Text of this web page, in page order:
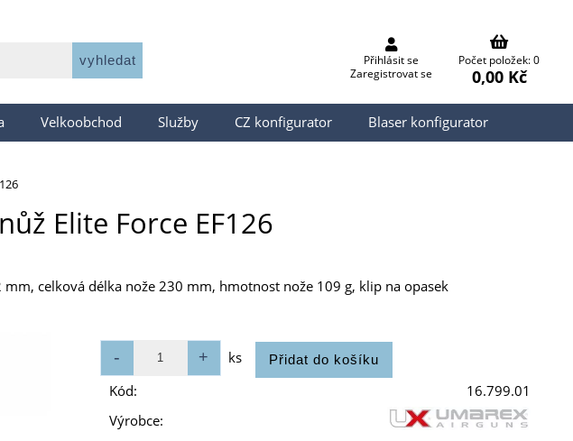
Přihlásit se
Zaregistrovat se
Počet položek: 0
0,00 Kč
Velkoobchod Služby CZ konfigurator Blaser konfigurator
Elite Force EF126
mm, celková délka nože 230 mm, hmotnost nože 109 g, klip na opasek
ks
Kód:
16.799.01
Výrobce: